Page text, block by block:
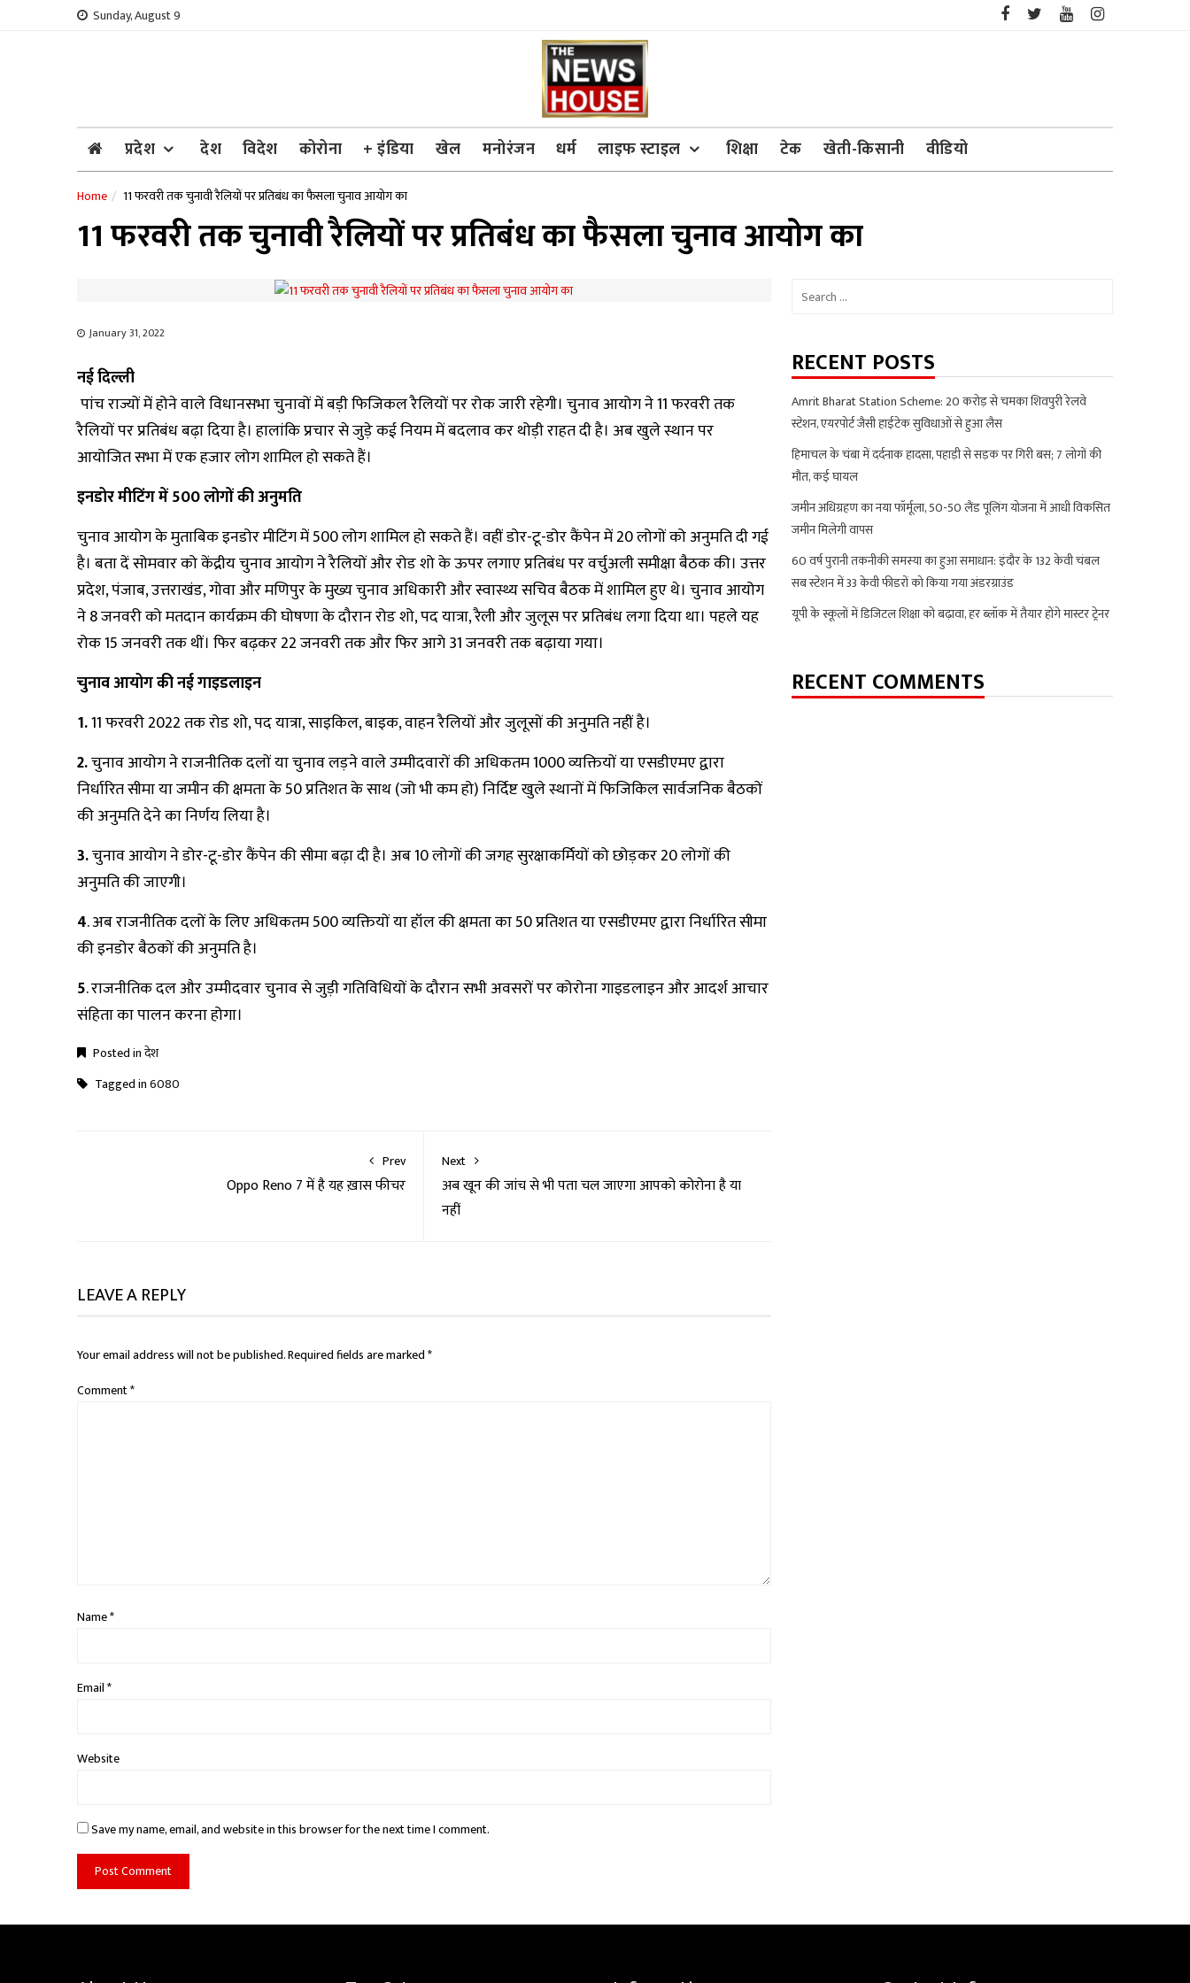
Sunday, August 9
प्रदेश देश विदेश कोरोना + इंडिया खेल मनोरंजन धर्म लाइफ स्टाइल शिक्षा टेक खेती-किसानी वीडियो
Home 11 फरवरी तक चुनावी रैलियों पर प्रतिबंध का फैसला चुनाव आयोग का
11 फरवरी तक चुनावी रैलियों पर प्रतिबंध का फैसला चुनाव आयोग का
January 31, 2022
नई दिल्ली
पांच राज्यों में होने वाले विधानसभा चुनावों में बड़ी फिजिकल रैलियों पर रोक जारी रहेगी। चुनाव आयोग ने 11 फरवरी तक
रैलियों पर प्रतिबंध बढ़ा दिया है। हालांकि प्रचार से जुड़े कई नियम में बदलाव कर थोड़ी राहत दी है। अब खुले स्थान पर
आयोजित सभा में एक हजार लोग शामिल हो सकते हैं।
इनडोर मीटिंग में 500 लोगों की अनुमति
चुनाव आयोग के मुताबिक इनडोर मीटिंग में 500 लोग शामिल हो सकते हैं। वहीं डोर-टू-डोर कैंपेन में 20 लोगों को अनुमति दी गई
है। बता दें सोमवार को केंद्रीय चुनाव आयोग ने रैलियों और रोड शो के ऊपर लगाए प्रतिबंध पर वर्चुअली समीक्षा बैठक की। उत्तर
प्रदेश, पंजाब, उत्तराखंड, गोवा और मणिपुर के मुख्य चुनाव अधिकारी और स्वास्थ्य सचिव बैठक में शामिल हुए थे। चुनाव आयोग
ने 8 जनवरी को मतदान कार्यक्रम की घोषणा के दौरान रोड शो, पद यात्रा, रैली और जुलूस पर प्रतिबंध लगा दिया था। पहले यह
रोक 15 जनवरी तक थीं। फिर बढ़कर 22 जनवरी तक और फिर आगे 31 जनवरी तक बढ़ाया गया।
चुनाव आयोग की नई गाइडलाइन
1.11 फरवरी 2022 तक रोड शो, पद यात्रा, साइकिल, बाइक, वाहन रैलियों और जुलूसों की अनुमति नहीं है।
2.चुनाव आयोग ने राजनीतिक दलों या चुनाव लड़ने वाले उम्मीदवारों की अधिकतम 1000 व्यक्तियों या एसडीएमए द्वारा
निर्धारित सीमा या जमीन की क्षमता के 50 प्रतिशत के साथ (जो भी कम हो) निर्दिष्ट खुले स्थानों में फिजिकिल सार्वजनिक बैठकों
की अनुमति देने का निर्णय लिया है।
3.चुनाव आयोग ने डोर-टू-डोर कैंपेन की सीमा बढ़ा दी है। अब 10 लोगों की जगह सुरक्षाकर्मियों को छोड़कर 20 लोगों की
अनुमति की जाएगी।
4. अब राजनीतिक दलों के लिए अधिकतम 500 व्यक्तियों या हॉल की क्षमता का 50 प्रतिशत या एसडीएमए द्वारा निर्धारित सीमा
की इनडोर बैठकों की अनुमति है।
5. राजनीतिक दल और उम्मीदवार चुनाव से जुड़ी गतिविधियों के दौरान सभी अवसरों पर कोरोना गाइडलाइन और आदर्श आचार
संहिता का पालन करना होगा।
Posted inदेश
Tagged in6080
Prev
Oppo Reno 7 में है यह ख़ास फीचर
Next
अब खून की जांच से भी पता चल जाएगा आपको कोरोना है या
नहीं
LEAVE A REPLY
Your email address will not be published.Required fields are marked*
Comment*
Name*
Email*
Website
Save my name, email, and website in this browser for the next time I comment.
Search
RECENT POSTS
Amrit Bharat Station Scheme: 20 करोड़ से चमका शिवपुरी रेलवे
स्टेशन, एयरपोर्ट जैसी हाईटेक सुविधाओं से हुआ लैस
हिमाचल के चंबा में दर्दनाक हादसा, पहाड़ी से सड़क पर गिरी बस; 7 लोगों की
मौत, कई घायल
जमीन अधिग्रहण का नया फॉर्मूला, 50-50 लैंड पूलिंग योजना में आधी विकसित
जमीन मिलेगी वापस
60 वर्ष पुरानी तकनीकी समस्या का हुआ समाधान: इंदौर के 132 केवी चंबल
सब स्टेशन में 33 केवी फीडरों को किया गया अंडरग्राउंड
यूपी के स्कूलों में डिजिटल शिक्षा को बढ़ावा, हर ब्लॉक में तैयार होंगे मास्टर ट्रेनर
RECENT COMMENTS